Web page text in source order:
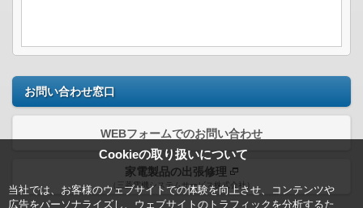
Cookieの取り扱いについて
当社では、お客様のウェブサイトでの体験を向上させ、コンテンツや
広告をパーソナライズし、ウェブサイトのトラフィックを分析するた
お問い合わせ窓口
WEBフォームでのお問い合わせ
家電製品の出張修理
（三菱電機システムサービス株式会社）